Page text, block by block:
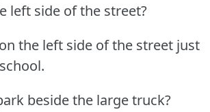
left side of the street?
the left side of the street just
beside the large truck?